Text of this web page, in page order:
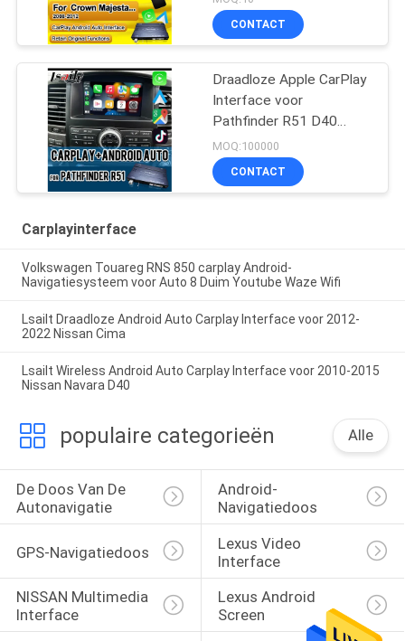
Athlete Saloon Toyota
Geïntegreerde Android
CONTACT
Draadloze Apple CarPlay
Interface voor
Pathfinder R51 D40
Navara 08IT met Android
Auto, Bluetooth, WiFi,
YouTube Music
MOQ:100000
CONTACT
Carplayinterface
Volkswagen Touareg RNS 850 carplay Android-
Navigatiesysteem voor Auto 8 Duim Youtube Waze Wifi
Lsailt Draadloze Android Auto Carplay Interface voor 2012-
2022 Nissan Cima
Lsailt Wireless Android Auto Carplay Interface voor 2010-2015
Nissan Navara D40
populaire categorieën Alle
De Doos Van De
Autonavigatie
Android-
Navigatiedoos
GPS-Navigatiedoos
Lexus Video
Interface
NISSAN Multimedia
Interface
Lexus Android
Screen